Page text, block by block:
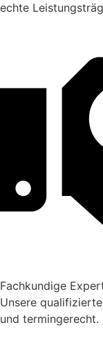
echte
Fachkundige
Unsere
und termingerecht.